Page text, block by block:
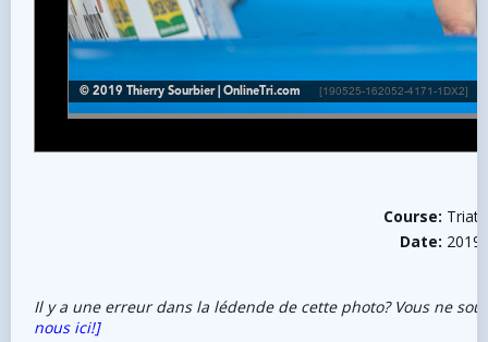
Course:
Date:
Il y a une erreur dans la lédende de cette photo? Vous ne
nous ici!]